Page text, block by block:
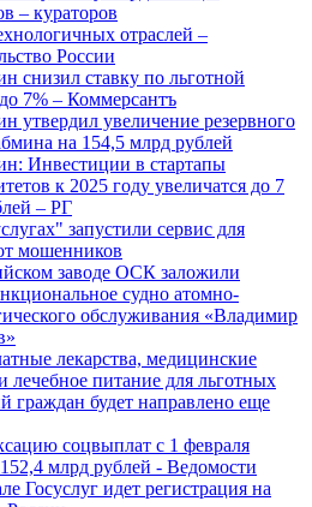
– кураторов
отраслей –
России
снизил ставку по льготной
7% – Коммерсантъ
утвердил увеличение резервного
на 154,5 млрд рублей
Инвестиции в стартапы
к 2025 году увеличатся до 7
– РГ
запустили сервис для
мошенников
заводе ОСК заложили
судно атомно-
обслуживания «Владимир
лекарства, медицинские
лечебное питание для льготных
граждан будет направлено еще
соцвыплат с 1 февраля
млрд рублей - Ведомости
Госуслуг идет регистрация на